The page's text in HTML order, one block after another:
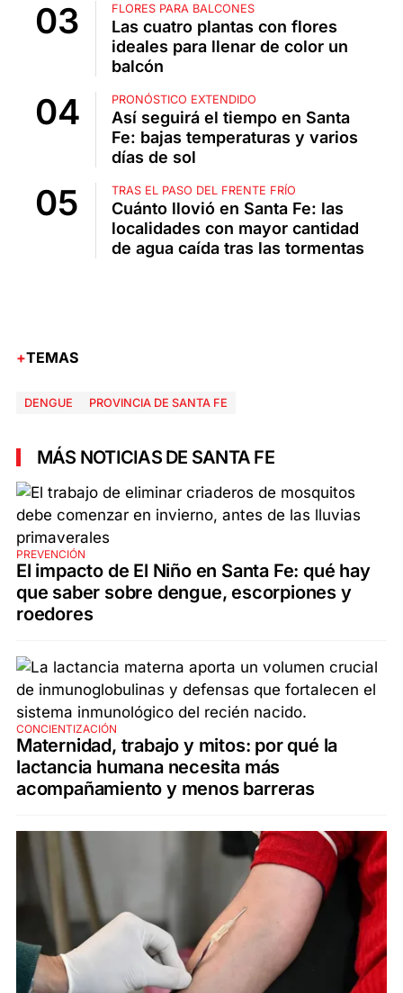
FLORES PARA BALCONES
Las cuatro plantas con flores
ideales para llenar de color un
balcón
PRONÓSTICO EXTENDIDO
Así seguirá el tiempo en Santa
Fe: bajas temperaturas y varios
días de sol
TRAS EL PASO DEL FRENTE FRÍO
Cuánto llovió en Santa Fe: las
localidades con mayor cantidad
de agua caída tras las tormentas
TEMAS
DENGUE PROVINCIA DE SANTA FE
MÁS NOTICIAS DE SANTA FE
PREVENCIÓN
El impacto de El Niño en Santa Fe: qué hay
que saber sobre dengue, escorpiones y
roedores
CONCIENTIZACIÓN
Maternidad, trabajo y mitos: por qué la
lactancia humana necesita más
acompañamiento y menos barreras